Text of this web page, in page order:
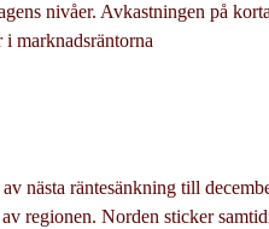
nivåer. Avkastningen på
marknadsräntorna
nästa räntesänkning till
regionen. Norden sticker